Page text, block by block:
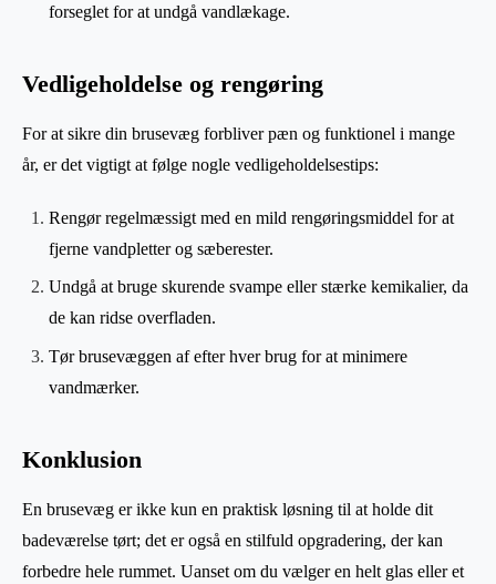
forseglet for at undgå vandlækage.
Vedligeholdelse og rengøring
For at sikre din brusevæg forbliver pæn og funktionel i mange
år, er det vigtigt at følge nogle vedligeholdelsestips:
Rengør regelmæssigt med en mild rengøringsmiddel for at
fjerne vandpletter og sæberester.
Undgå at bruge skurende svampe eller stærke kemikalier, da
de kan ridse overfladen.
Tør brusevæggen af efter hver brug for at minimere
vandmærker.
Konklusion
En brusevæg er ikke kun en praktisk løsning til at holde dit
badeværelse tørt; det er også en stilfuld opgradering, der kan
forbedre hele rummet. Uanset om du vælger en helt glas eller et